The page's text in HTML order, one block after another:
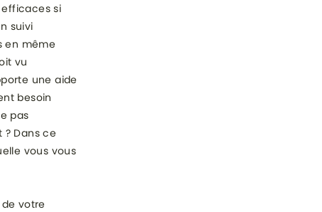
si
suivi
en même
vu
une aide
besoin
pas
Dans ce
vous vous
votre